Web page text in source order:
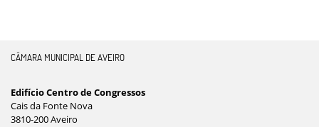
CÂMARA MUNICIPAL DE AVEIRO
Edifício Centro de Congressos
Cais da Fonte Nova
3810-200 Aveiro